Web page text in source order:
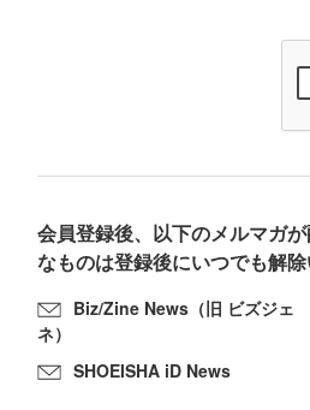
会員登録後、以下のメルマガ
なものは登録後にいつでも解除
Biz/Zine News（旧 ビズジェ
ネ）
SHOEISHA iD News